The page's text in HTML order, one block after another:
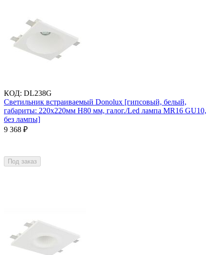
КОД: DL238G
Светильник встраиваемый Donolux [гипсовый, белый,
габариты: 220х220мм H80 мм, галог./Led лампа MR16 GU10,
без лампы]
9 368 ₽
Под заказ